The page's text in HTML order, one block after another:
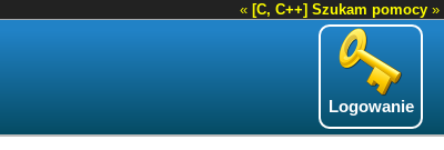
« [C, C++] Szukam pomocy »
Logowanie